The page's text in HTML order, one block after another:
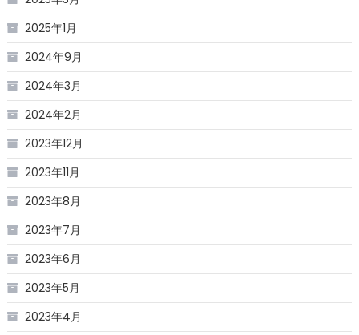
2025年1月
2024年9月
2024年3月
2024年2月
2023年12月
2023年11月
2023年8月
2023年7月
2023年6月
2023年5月
2023年4月